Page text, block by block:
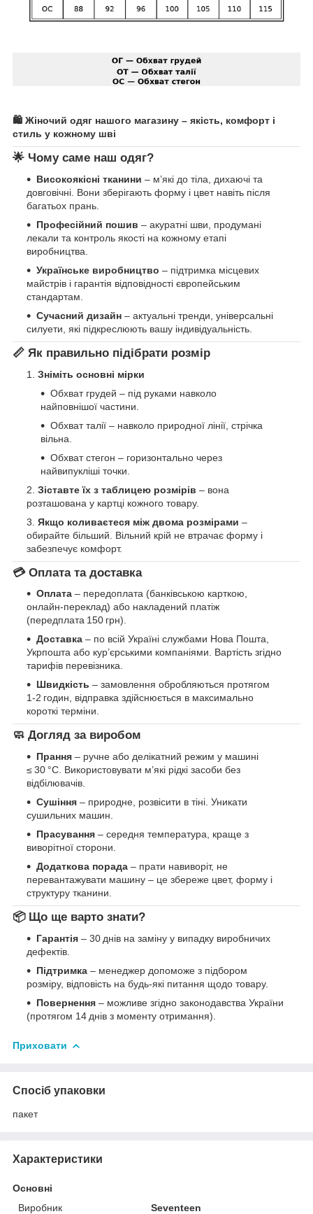
🛍️ Жіночий одяг нашого магазину – якість, комфорт і
стиль у кожному шві
🌟 Чому саме наш одяг?
Високоякісні тканини – м’які до тіла, дихаючі та
довговічні. Вони зберігають форму і цвет навіть після
багатьох прань.
Професійний пошив – акуратні шви, продумані
лекали та контроль якості на кожному етапі
виробництва.
Українське виробництво – підтримка місцевих
майстрів і гарантія відповідності європейським
стандартам.
Сучасний дизайн – актуальні тренди, універсальні
силуети, які підкреслюють вашу індивідуальність.
📏 Як правильно підібрати розмір
Зніміть основні мірки
Обхват грудей – під руками навколо
найповнішої частини.
Обхват талії – навколо природної лінії, стрічка
вільна.
Обхват стегон – горизонтально через
найвипукліші точки.
Зіставте їх з таблицею розмірів – вона
розташована у картці кожного товару.
Якщо коливаєтеся між двома розмірами –
обирайте більший. Вільний крій не втрачає форму і
забезпечує комфорт.
💳 Оплата та доставка
Оплата – передоплата (банківською карткою,
онлайн‑переклад) або накладений платіж
(передплата 150 грн).
Доставка – по всій Україні службами Нова Пошта,
Укрпошта або кур’єрськими компаніями. Вартість згідно
тарифів перевізника.
Швидкість – замовлення обробляються протягом
1‑2 годин, відправка здійснюється в максимально
короткі терміни.
🧼 Догляд за виробом
Прання – ручне або делікатний режим у машині
≤ 30 °C. Використовувати м’які рідкі засоби без
відбілювачів.
Сушіння – природне, розвісити в тіні. Уникати
сушильних машин.
Прасування – середня температура, краще з
виворітної сторони.
Додаткова порада – прати навиворіт, не
перевантажувати машину – це збереже цвет, форму і
структуру тканини.
📦 Що ще варто знати?
Гарантія – 30 днів на заміну у випадку виробничих
дефектів.
Підтримка – менеджер допоможе з підбором
розміру, відповість на будь‑які питання щодо товару.
Повернення – можливе згідно законодавства України
(протягом 14 днів з моменту отримання).
Приховати
Спосіб упаковки
пакет
Характеристики
Основні
Виробник
Seventeen